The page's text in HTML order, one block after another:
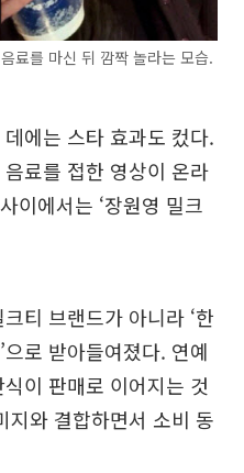
료를 마신 뒤 깜짝 놀라는 모습.
에는 스타 효과도 컸다.
료를 접한 영상이 온라
이에서는 ‘장원영 밀크
티 브랜드가 아니라 ‘한
로 받아들여졌다. 연예
이 판매로 이어지는 것
지와 결합하면서 소비 동